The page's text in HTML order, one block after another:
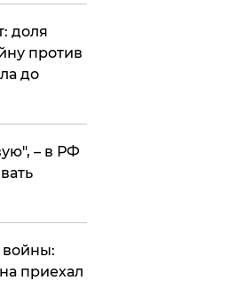
доля
против
до
– в РФ
приехал